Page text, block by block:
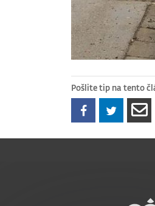
Pošlite tip na tento